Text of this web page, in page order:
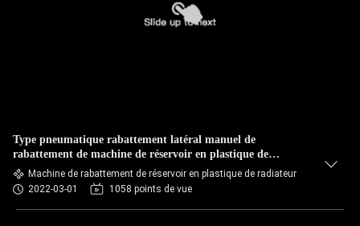
Type pneumatique rabattement latéral manuel de
rabattement de machine de réservoir en plastique de
radiateur
Machine de rabattement de réservoir en plastique de radiateur
2022-03-01
1058 points de vue